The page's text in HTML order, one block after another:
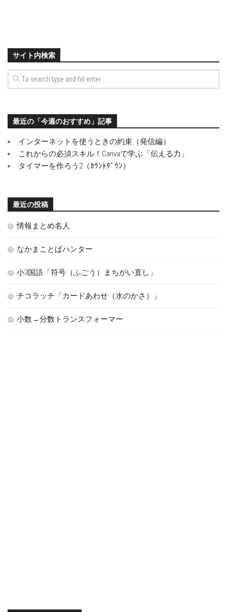
サイト内検索
最近の「今週のおすすめ」記事
インターネットを使うときの約束（発信編）
これからの必須スキル！Canvaで学ぶ「伝える力」
タイマーを作ろう2（ｶｳﾝﾄﾀﾞｳﾝ）
最近の投稿
情報まとめ名人
なかまことばハンター
小3国語「符号（ふごう）まちがい直し」
チコラッチ「カードあわせ（水のかさ）」
小数→分数トランスフォーマー